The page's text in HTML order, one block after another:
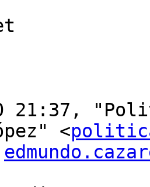
21:37,
<